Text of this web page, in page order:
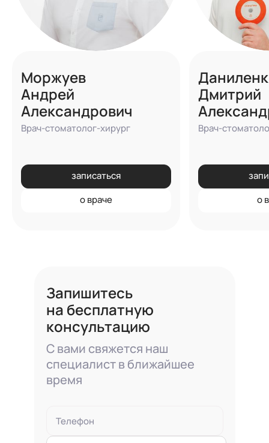
Моржуев
Андрей
Александрович
Врач-стоматолог-хирург
записаться
о враче
Дмитрий
Врач-
о
Запишитесь
на бесплатную
консультацию
С вами свяжется наш
специалист в ближайшее
время